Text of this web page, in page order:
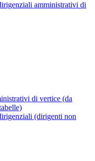
amministrativi di
di vertice (da
(dirigenti non